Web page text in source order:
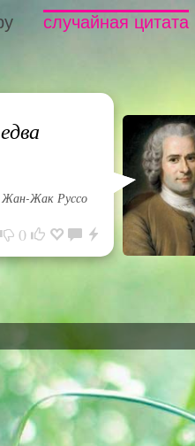
случайная цитата
Жан-Жак Руссо
0